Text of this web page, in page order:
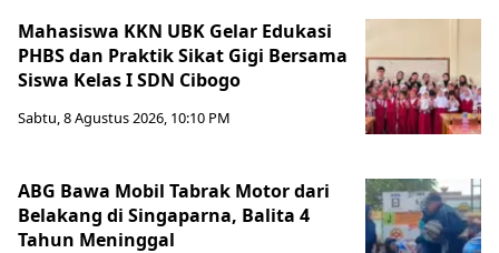
Mahasiswa KKN UBK Gelar Edukasi
PHBS dan Praktik Sikat Gigi Bersama
Siswa Kelas I SDN Cibogo
Sabtu, 8 Agustus 2026, 10:10 PM
ABG Bawa Mobil Tabrak Motor dari
Belakang di Singaparna, Balita 4
Tahun Meninggal